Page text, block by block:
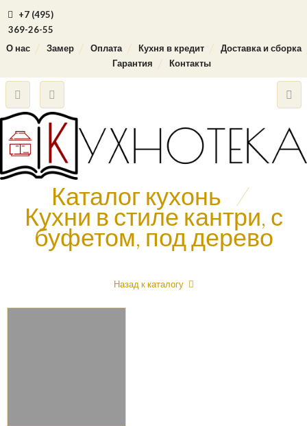
+7 (495)
369-26-55
О нас
Замер Оплата Кухня в кредит
Доставка и сборка
Гарантия
Контакты
Каталог кухонь /
Кухни в стиле кантри, с
буфетом, под дерево
Назад к каталогу